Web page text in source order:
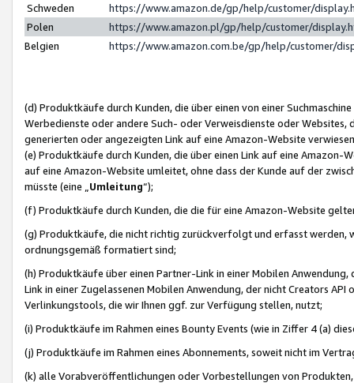
Schweden
https://www.amazon.de/gp/help/customer/
Polen
https://www.amazon.pl/gp/help/customer/
Belgien
https://www.amazon.com.be/gp/help/customer/
(d) Produktkäufe durch Kunden, die über einen von einer
Werbedienste oder andere Such- oder Verweisdienste oder Websites,
generierten oder angezeigten Link auf eine Amazon-Website
(e) Produktkäufe durch Kunden, die über einen Link auf eine
auf eine Amazon-Website umleitet, ohne dass der Kunde auf der
müsste (eine „ Umleitung“);
(f) Produktkäufe durch Kunden, die die für eine Amazon-Website
(g) Produktkäufe, die nicht richtig zurückverfolgt und erfasst werden,
ordnungsgemäß formatiert sind;
(h) Produktkäufe über einen Partner-Link in einer Mobilen
Link in einer Zugelassenen Mobilen Anwendung, der nicht Creators
Verlinkungstools, die wir Ihnen ggf. zur Verfügung stellen, nutzt;
(i) Produktkäufe im Rahmen eines Bounty Events (wie in Ziffer 4 (a)
(j) Produktkäufe im Rahmen eines Abonnements, soweit nicht im
(k) alle Vorabveröffentlichungen oder Vorbestellungen von